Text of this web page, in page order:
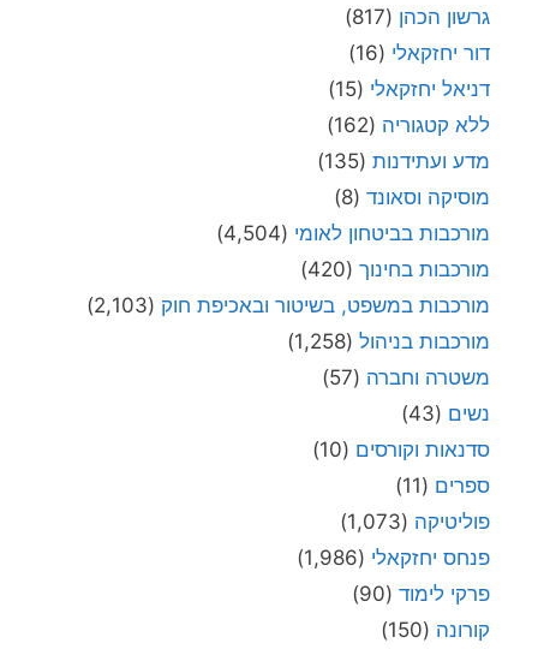
גרשון הכהן (817)
דור יחזקאלי (16)
דניאל יחזקאלי (15)
ללא קטגוריה (162)
מדע ועתידנות (135)
מוסיקה וסאונד (8)
מורכבות בביטחון לאומי (4,504)
מורכבות בחינוך (420)
מורכבות במשפט, בשיטור ובאכיפת חוק (2,103)
מורכבות בניהול (1,258)
משטרה וחברה (57)
נשים (43)
סדנאות וקורסים (10)
ספרים (11)
פוליטיקה (1,073)
פנחס יחזקאלי (1,986)
פרקי לימוד (90)
קורונה (150)